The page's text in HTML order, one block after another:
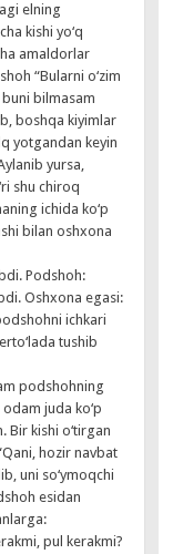
elning
kishi yo‘q
amaldorlar
“Bularni o‘zim
bilmasam
boshqa kiyimlar
yotgandan keyin
yursa,
shu chiroq
ichida ko‘p
bilan oshxona
Podshoh:
Oshxona egasi:
ichkari
tushib
podshohning
juda ko‘p
Bir kishi o‘tirgan
hozir navbat
uni so‘ymoqchi
esidan
pul kerakmi?